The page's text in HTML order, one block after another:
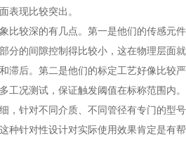
表现比较突出。
比较深的有几点。第一是他们的传感元件
分的间隙控制得比较小，这在物理层面就
滞后。第二是他们的标定工艺好像比较严
工况测试，保证触发阈值在标称范围内。
，针对不同介质、不同管径有专门的型号
种针对性设计对实际使用效果肯定是有帮